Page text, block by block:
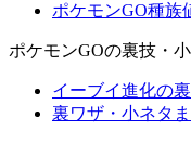
ポケモンGO種族
ポケモンGOの裏技・
イーブイ進化の
裏ワザ・小ネタ